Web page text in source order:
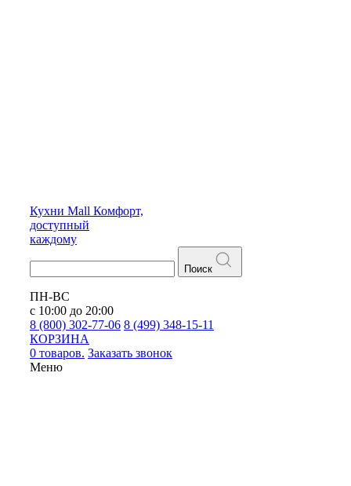
Кухни Mall Комфорт,
доступный
каждому
Поиск
ПН-ВС
с 10:00 до 20:00
8 (800) 302-77-06 8 (499) 348-15-11
КОРЗИНА
0 товаров. Заказать звонок
Меню